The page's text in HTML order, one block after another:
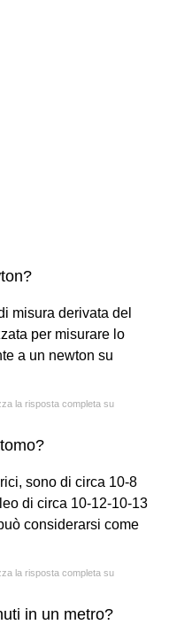
misura derivata del
per misurare lo
a un newton su
la risposta completa su
sono di circa 10-8
di circa 10-12-10-13
considerarsi come
la risposta completa su
in un metro?